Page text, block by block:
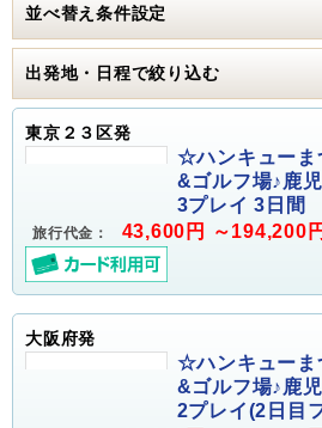
並べ替え条件設定
出発地・日程で絞り込む
東京２３区発
☆ハンキュー
&ゴルフ場♪鹿
3プレイ 3日間
旅行代金： 43,600円 ～194,200円
大阪府発
☆ハンキュー
&ゴルフ場♪鹿
2プレイ(2日目